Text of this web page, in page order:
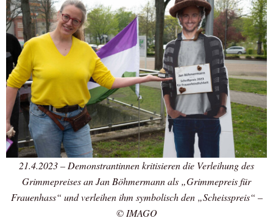
21.4.2023 – Demonstrantinnen kritisieren die Verleihung des
Grimmepreises an Jan Böhmermann als „Grimmepreis für
Frauenhass“ und verleihen ihm symbolisch den „Scheisspreis“ –
© IMAGO